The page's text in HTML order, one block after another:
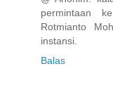
permintaan
Rotmianto
instansi.
Balas